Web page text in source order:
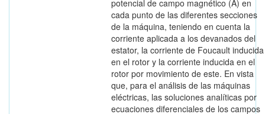
potencial de campo magnético (Ã) en
cada punto de las diferentes secciones
de la máquina, teniendo en cuenta la
corriente aplicada a los devanados del
estator, la corriente de Foucault inducida
en el rotor y la corriente inducida en el
rotor por movimiento de este. En vista
que, para el análisis de las máquinas
eléctricas, las soluciones analíticas por
ecuaciones diferenciales de los campos